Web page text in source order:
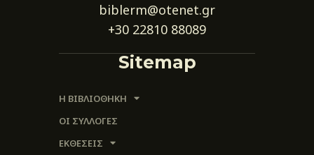
biblerm@otenet.gr
+30 22810 88089
Sitemap
Η ΒΙΒΛΙΟΘΗΚΗ
ΟΙ ΣΥΛΛΟΓΈΣ
ΕΚΘΕΣΕΙΣ